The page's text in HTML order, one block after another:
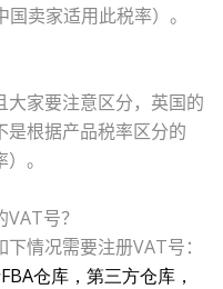
国卖家适用此税率）。
大家要注意区分，英国的
是根据产品税率区分的
。
VAT号？
下情况需要注册VAT号：
FBA仓库，第三方仓库，